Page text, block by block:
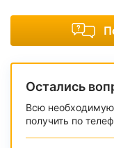
Остались
Всю
получить по